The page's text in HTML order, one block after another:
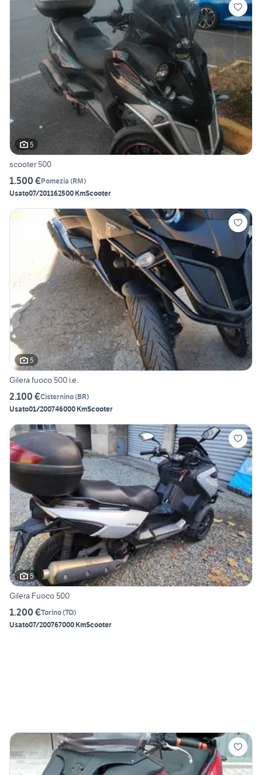
5
scooter 500
1.500 €Pomezia (RM)
Usato07/201162500 KmScooter
5
Gilera fuoco 500 i.e.
2.100 €Cisternino(BR)
Usato01/200746000 KmScooter
5
Gilera Fuoco 500
1.200 €Torino(TO)
Usato07/200767000 KmScooter